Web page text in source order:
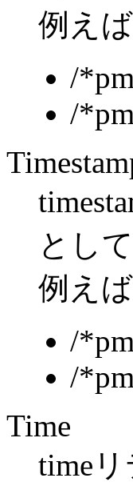
例え
/
/
とし
例え
/
/
Time
time